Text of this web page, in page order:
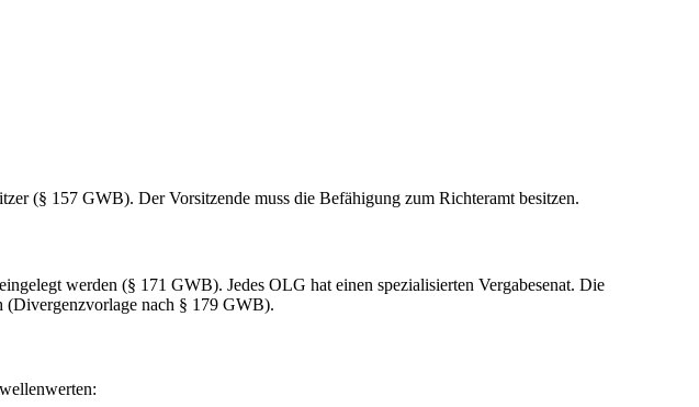
(§ 157 GWB). Der Vorsitzende muss die Befähigung zum Richteramt besitzen.
werden (§ 171 GWB). Jedes OLG hat einen spezialisierten Vergabesenat. Die
nach § 179 GWB).